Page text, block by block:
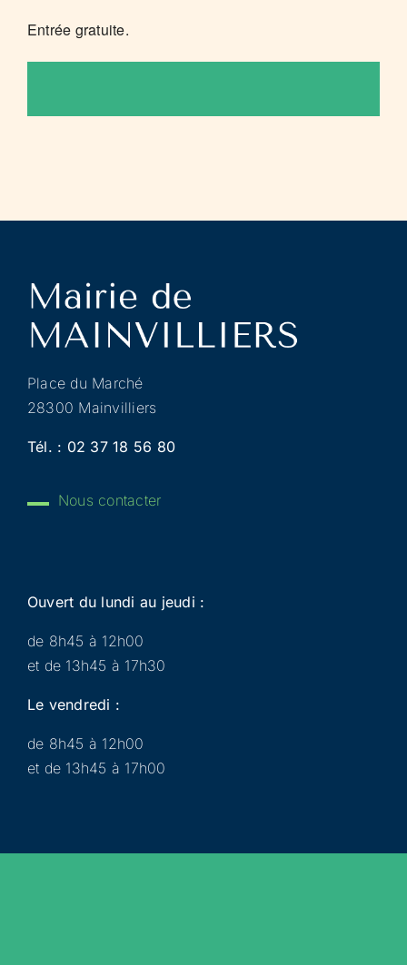
Entrée gratuite.
Place du Marché
28300 Mainvilliers
Tél. : 02 37 18 56 80
Nous contacter
Ouvert du lundi au jeudi :
de 8h45 à 12h00
et de 13h45 à 17h30
Le vendredi :
de 8h45 à 12h00
et de 13h45 à 17h00